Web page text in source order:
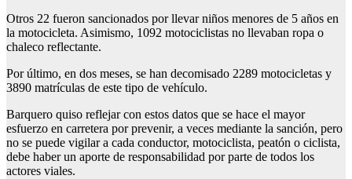
Otros 22 fueron sancionados por llevar niños menores de 5 años en
la motocicleta. Asimismo, 1092 motociclistas no llevaban ropa o
chaleco reflectante.
Por último, en dos meses, se han decomisado 2289 motocicletas y
3890 matrículas de este tipo de vehículo.
Barquero quiso reflejar con estos datos que se hace el mayor
esfuerzo en carretera por prevenir, a veces mediante la sanción, pero
no se puede vigilar a cada conductor, motociclista, peatón o ciclista,
debe haber un aporte de responsabilidad por parte de todos los
actores viales.